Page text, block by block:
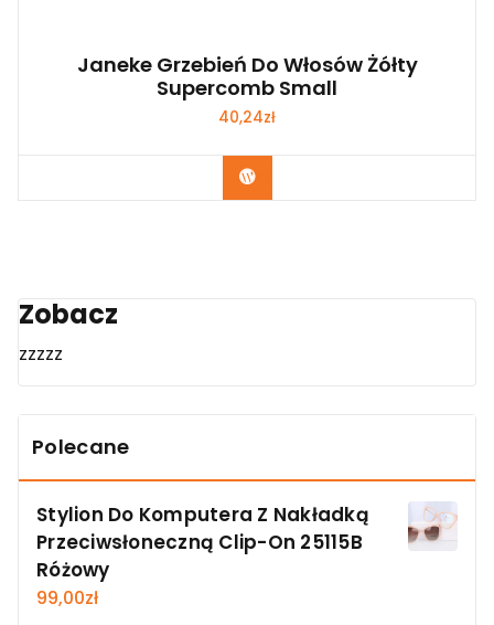
Janeke Grzebień Do Włosów Żółty
Supercomb Small
40,24zł
Zobacz
Zobacz
zzzzz
Polecane
Stylion Do Komputera Z Nakładką
Przeciwsłoneczną Clip-On 25115B
Różowy
99,00zł